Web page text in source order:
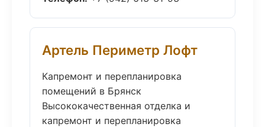
Артель Периметр Лофт
Капремонт и перепланировка
помещений в Брянск
Высококачественная отделка и
капремонт и перепланировка